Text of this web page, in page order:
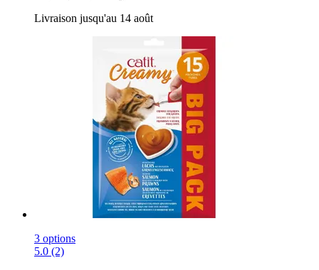
Livraison jusqu'au 14 août
3 options
5.0 (2)